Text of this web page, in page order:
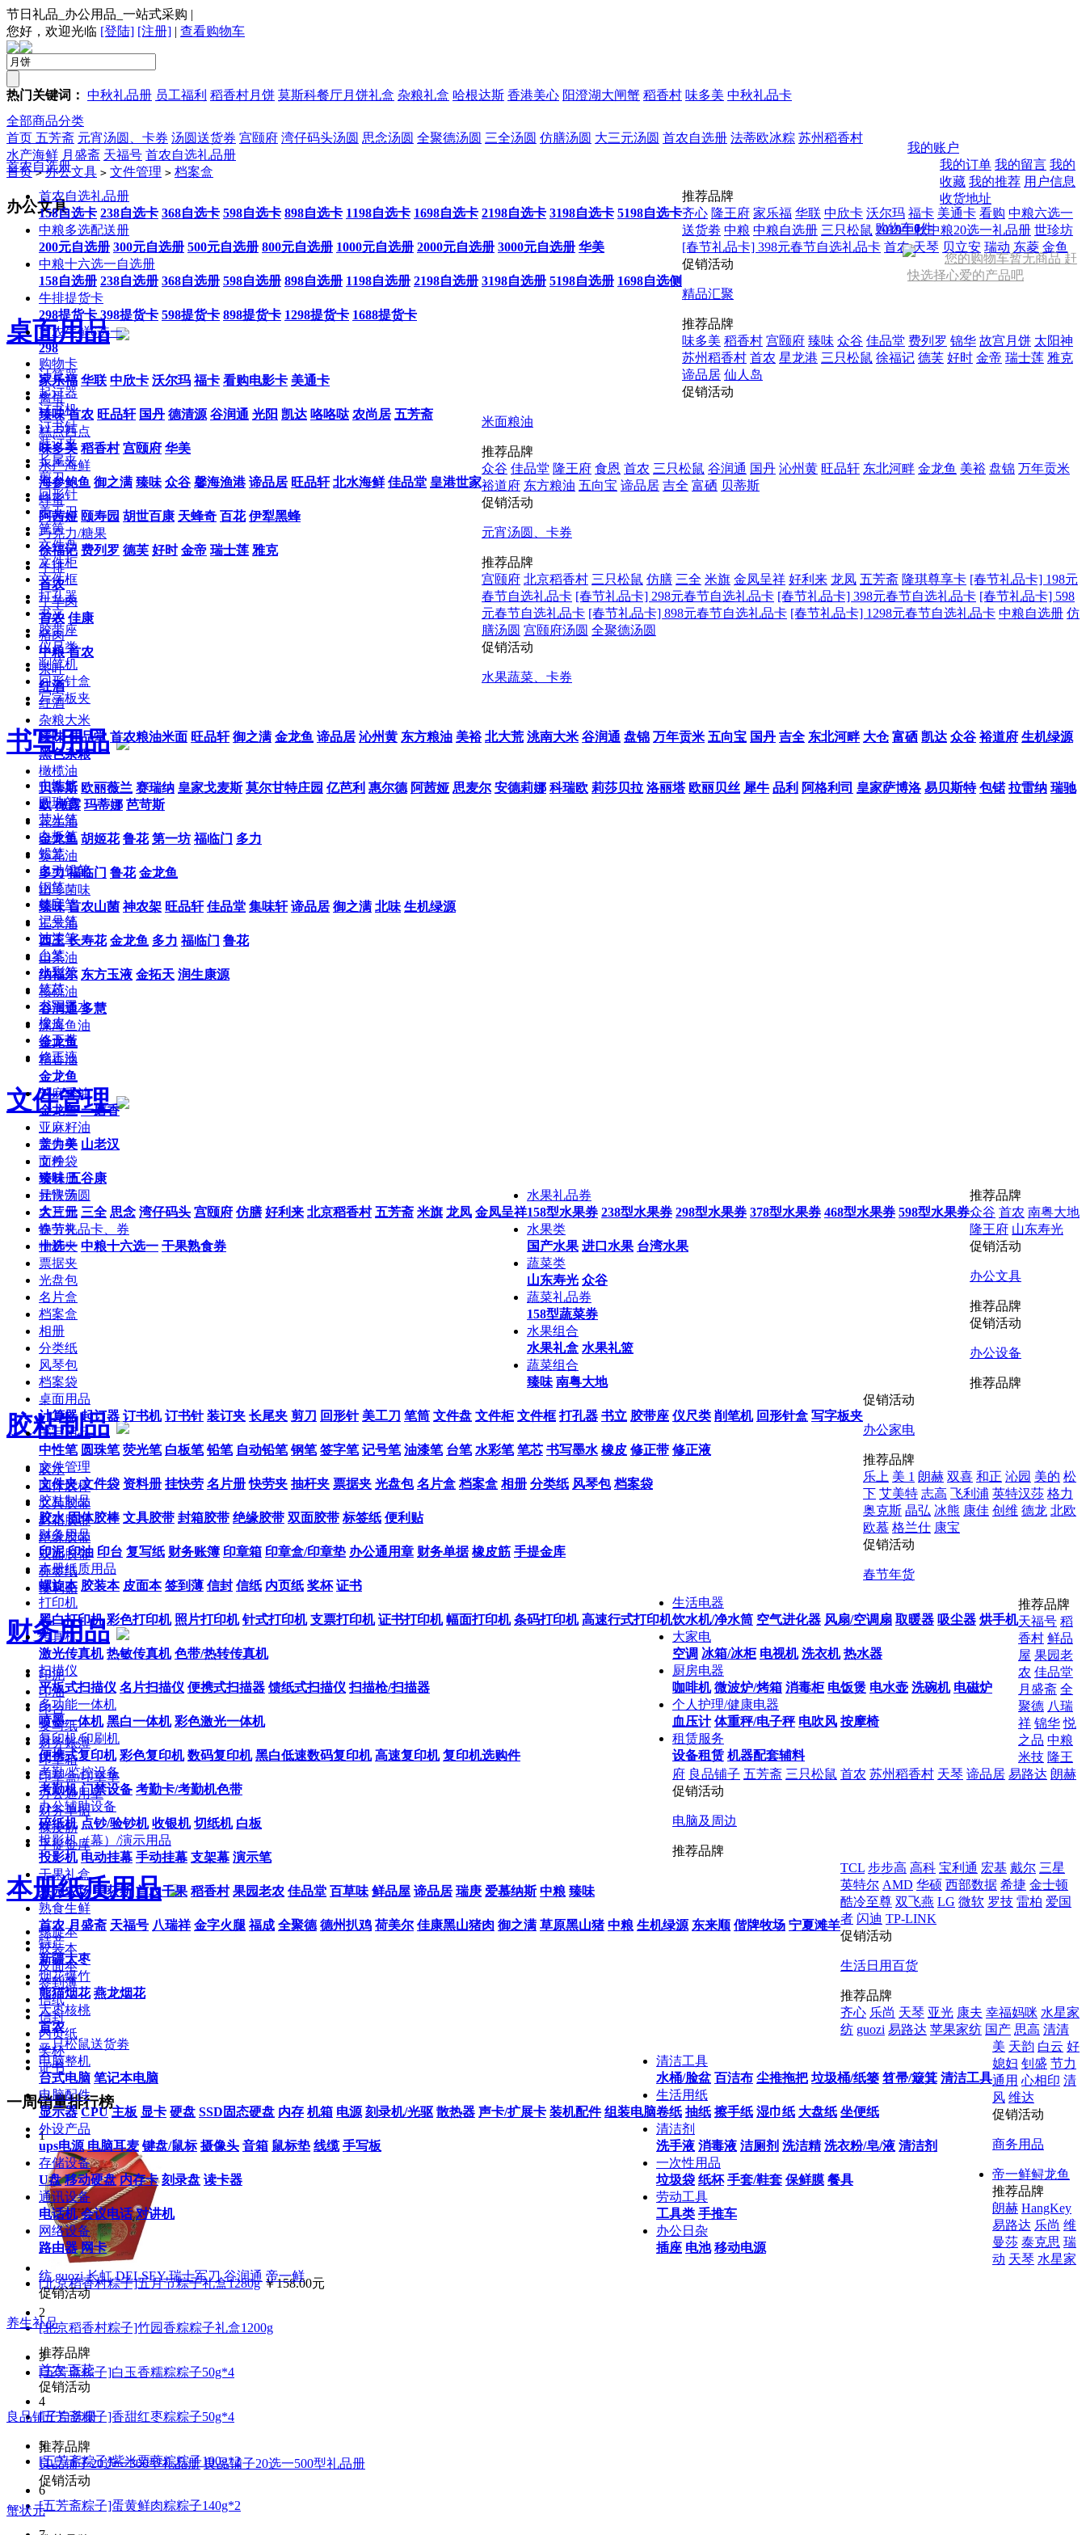
节日礼品_办公用品_一站式采购 |
您好，欢迎光临 [登陆] [注册] | 查看购物车
热门关键词： 中秋礼品册 员工福利 稻香村月饼 莫斯科餐厅月饼礼盒 杂粮礼盒 哈根达斯 香港美心 阳澄湖大闸蟹 稻香村 味多美 中秋礼品卡
我的账户
我的订单 我的留言 我的
收藏 我的推荐 用户信息
收货地址
购物车0件
您的购物车暂无商品 赶
快选择心爱的产品吧
全部商品分类
首农自选册
首农自选礼品册
158自选卡 238自选卡 368自选卡 598自选卡 898自选卡 1198自选卡 1698自选卡 2198自选卡 3198自选卡 5198自选卡
中粮多选配送册
200元自选册 300元自选册 500元自选册 800元自选册 1000元自选册 2000元自选册 3000元自选册 华美
中粮十六选一自选册
158自选册 238自选册 368自选册 598自选册 898自选册 1198自选册 2198自选册 3198自选册 5198自选册 1698自选侧
牛排提货卡
298提货卡 398提货卡 598提货卡 898提货卡 1298提货卡 1688提货卡
首农生鲜6选一
298
购物卡
家乐福 华联 中欣卡 沃尔玛 福卡 看购电影卡 美通卡
推荐品牌
齐心 隆王府 家乐福 华联 中欣卡 沃尔玛 福卡 美通卡 看购 中粮六选一
送货劵 中粮 中粮自选册 三只松鼠 2019中秋中粮20选一礼品册 世珍坊
[春节礼品卡] 398元春节自选礼品卡 首农 天琴 贝立安 瑞动 东菱 金鱼
促销活动
精品汇聚
禽蛋
臻味 首农 旺品轩 国丹 德清源 谷润通 光阳 凯达 咯咯哒 农尚居 五芳斋
糕点西点
味多美 稻香村 宫颐府 华美
水产海鲜
海参鲍鱼 御之满 臻味 众谷 馨海渔港 谛品居 旺品轩 北水海鲜 佳品堂 皇港世家
蜂蜜
阿茜娅 颐寿园 胡世百康 天蜂奇 百花 伊犁黑蜂
巧克力/糖果
徐福记 费列罗 德芙 好时 金帝 瑞士莲 雅克
牛排
首农
牛羊肉
首农 佳康
猪肉
中粮 首农
茶叶
红酒
红酒
推荐品牌
味多美 稻香村 宫颐府 臻味 众谷 佳品堂 费列罗 锦华 故宫月饼 太阳神
苏州稻香村 首农 星龙港 三只松鼠 徐福记 德芙 好时 金帝 瑞士莲 雅克
谛品居 仙人岛
促销活动
米面粮油
杂粮大米
臻味 佳品堂 首农粮油米面 旺品轩 御之满 金龙鱼 谛品居 沁州黄 东方粮油 美裕 北大荒 洮南大米 谷润通 盘锦 万年贡米 五向宝 国丹 吉全 东北河畔 大仓 富硒 凯达 众谷 裕道府 生机绿源
黑色杂粮
橄榄油
贝蒂斯 欧丽薇兰 赛瑞纳 皇家戈麦斯 莫尔甘特庄园 亿芭利 惠尔德 阿茜娅 思麦尔 安德莉娜 科瑞欧 莉莎贝拉 洛丽塔 欧丽贝丝 犀牛 品利 阿格利司 皇家萨博洛 易贝斯特 包锘 拉雷纳 瑞驰
欧 橄露 玛蒂娜 芭苛斯
花生油
金龙鱼 胡姬花 鲁花 第一坊 福临门 多力
葵花油
多力 福临门 鲁花 金龙鱼
山珍菌味
臻味 首农山菌 神农架 旺品轩 佳品堂 集味轩 谛品居 御之满 北味 生机绿源
玉米油
西王 长寿花 金龙鱼 多力 福临门 鲁花
山茶油
纳福尔 东方玉液 金拓天 润生康源
核桃油
谷润通 多慧
深海鱼油
金龙鱼
稻香油
金龙鱼
芝麻香油
金龙鱼 一磨香
亚麻籽油
盖力美 山老汉
面粉
臻味 五谷康
推荐品牌
众谷 佳品堂 隆王府 食恩 首农 三只松鼠 谷润通 国丹 沁州黄 旺品轩 东北河畔 金龙鱼 美裕 盘锦 万年贡米
裕道府 东方粮油 五向宝 谛品居 吉全 富硒 贝蒂斯
促销活动
元宵汤圆、卡券
元宵汤圆
大三元 三全 思念 湾仔码头 宫颐府 仿膳 好利来 北京稻香村 五芳斋 米旗 龙凤 金凤呈祥
春节礼品卡、券
十选一 中粮十六选一 干果熟食券
推荐品牌
宫颐府 北京稻香村 三只松鼠 仿膳 三全 米旗 金凤呈祥 好利来 龙凤 五芳斋 隆琪尊享卡 [春节礼品卡] 198元
春节自选礼品卡 [春节礼品卡] 298元春节自选礼品卡 [春节礼品卡] 398元春节自选礼品卡 [春节礼品卡] 598
元春节自选礼品卡 [春节礼品卡] 898元春节自选礼品卡 [春节礼品卡] 1298元春节自选礼品卡 中粮自选册 仿
膳汤圆 宫颐府汤圆 全聚德汤圆
促销活动
水果蔬菜、卡券
水果礼品券
158型水果券 238型水果券 298型水果券 378型水果券 468型水果券 598型水果券
水果类
国产水果 进口水果 台湾水果
蔬菜类
山东寿光 众谷
蔬菜礼品券
158型蔬菜券
水果组合
水果礼盒 水果礼篮
蔬菜组合
臻味 南粤大地
推荐品牌
众谷 首农 南粤大地
隆王府 山东寿光
促销活动
办公文具
桌面用品
计算器 起订器 订书机 订书针 装订夹 长尾夹 剪刀 回形针 美工刀 笔筒 文件盘 文件柜 文件框 打孔器 书立 胶带座 仪尺类 削笔机 回形针盒 写字板夹
书写用品
中性笔 圆珠笔 荧光笔 白板笔 铅笔 自动铅笔 钢笔 签字笔 记号笔 油漆笔 台笔 水彩笔 笔芯 书写墨水 橡皮 修正带 修正液
文件管理
文件夹 文件袋 资料册 挂快劳 名片册 快劳夹 抽杆夹 票据夹 光盘包 名片盒 档案盒 相册 分类纸 风琴包 档案袋
胶粘制品
胶水 固体胶棒 文具胶带 封箱胶带 绝缘胶带 双面胶带 标签纸 便利贴
财务用品
印泥 印油 印台 复写纸 财务账簿 印章箱 印章盒/印章垫 办公通用章 财务单据 橡皮筋 手提金库
本册纸质用品
螺旋本 胶装本 皮面本 签到薄 信封 信纸 内页纸 奖杯 证书
推荐品牌
促销活动
办公设备
打印机
黑白打印机 彩色打印机 照片打印机 针式打印机 支票打印机 证书打印机 幅面打印机 条码打印机 高速行式打印机
传真机
激光传真机 热敏传真机 色带/热转传真机
扫描仪
平板式扫描仪 名片扫描仪 便携式扫描器 馈纸式扫描仪 扫描枪/扫描器
多功能一体机
喷墨一体机 黑白一体机 彩色激光一体机
复印机/印刷机
便携式复印机 彩色复印机 数码复印机 黑白低速数码复印机 高速复印机 复印机选购件
考勤/监控设备
考勤机 门禁设备 考勤卡/考勤机色带
办公辅助设备
碎纸机 点钞/验钞机 收银机 切纸机 白板
投影机（幕）/演示用品
投影机 电动挂幕 手动挂幕 支架幕 演示笔
推荐品牌
促销活动
办公家电
生活电器
饮水机/净水筒 空气进化器 风扇/空调扇 取暖器 吸尘器 烘手机
大家电
空调 冰箱/冰柜 电视机 洗衣机 热水器
厨房电器
咖啡机 微波炉/烤箱 消毒柜 电饭煲 电水壶 洗碗机 电磁炉
个人护理/健康电器
血压计 体重秤/电子秤 电吹风 按摩椅
租赁服务
设备租赁 机器配套辅料
推荐品牌
乐上 美 1 朗赫 双喜 和正 沁园 美的 松
下 艾美特 志高 飞利浦 英特汉莎 格力
奥克斯 晶弘 冰熊 康佳 创维 德龙 北欧
欧慕 格兰仕 康宝
促销活动
春节年货
干果礼盒
果园农场 美荻斯 首农干果 稻香村 果园老农 佳品堂 百草味 鲜品屋 谛品居 瑞庚 爱慕纳斯 中粮 臻味
熟食生鲜
首农 月盛斋 天福号 八瑞祥 金字火腿 福成 全聚德 德州扒鸡 荷美尔 佳康黑山猪肉 御之满 草原黑山猪 中粮 生机绿源 东来顺 偕牌牧场 宁夏滩羊
特产
新疆大枣
烟花爆竹
熊猫烟花 燕龙烟花
大枣核桃
首农
三只松鼠送货劵
推荐品牌
天福号 稻
香村 鲜品
屋 果园老
农 佳品堂
月盛斋 全
聚德 八瑞
祥 锦华 悦
之品 中粮
米技 隆王
府 良品铺子 五芳斋 三只松鼠 首农 苏州稻香村 天琴 谛品居 易路达 朗赫
促销活动
电脑及周边
电脑整机
台式电脑 笔记本电脑
电脑配件
显示器 CPU 主板 显卡 硬盘 SSD固态硬盘 内存 机箱 电源 刻录机/光驱 散热器 声卡/扩展卡 装机配件 组装电脑
外设产品
ups电源 电脑耳麦 键盘/鼠标 摄像头 音箱 鼠标垫 线缆 手写板
存储设备
U盘 移动硬盘 内存卡 刻录盘 读卡器
通讯设备
电话机 会议电话 对讲机
网络设备
路由器 网卡
推荐品牌
TCL 步步高 高科 宝利通 宏基 戴尔 三星
英特尔 AMD 华硕 西部数据 希捷 金士顿
酷冷至尊 双飞燕 LG 微软 罗技 雷柏 爱国
者 闪迪 TP-LINK
促销活动
生活日用百货
清洁工具
水桶/脸盆 百洁布 尘推拖把 垃圾桶/纸篓 笤帚/簸箕 清洁工具
生活用纸
卷纸 抽纸 擦手纸 湿巾纸 大盘纸 坐便纸
清洁剂
洗手液 消毒液 洁厕剂 洗洁精 洗衣粉/皂/液 清洁剂
一次性用品
垃圾袋 纸杯 手套/鞋套 保鲜膜 餐具
劳动工具
工具类 手推车
办公日杂
插座 电池 移动电源
推荐品牌
齐心 乐尚 天琴 亚光 康夫 幸福妈咪 水星家
纺 guozi 易路达 苹果家纺 国产 思高 清清
美 天韵 白云 好
媳妇 钊盛 节力
通用 心相印 清
风 维达
促销活动
商务用品
帝一鲜鲟龙鱼
推荐品牌
朗赫 HangKey
易路达 乐尚 维
曼莎 泰克思 瑞
动 天琴 水星家
纺 guozi 长虹 DELSEY 瑞士军刀 谷润通 帝一鲜
促销活动
养生补品
推荐品牌
首农 百花
促销活动
良品铺子自选册
推荐品牌
良品铺子20选一300型礼品册 良品铺子20选一500型礼品册
促销活动
蟹状元
首页 五芳斋 元宵汤圆、卡券 汤圆送货券 宫颐府 湾仔码头汤圆 思念汤圆 全聚德汤圆 三全汤圆 仿膳汤圆 大三元汤圆 首农自选册 法蒂欧冰粽 苏州稻香村
水产海鲜 月盛斋 天福号 首农自选礼品册
首页 > 办公文具 > 文件管理 > 档案盒
办公文具
桌面用品
计算器
起订器
订书机
订书针
装订夹
长尾夹
剪刀
回形针
美工刀
笔筒
文件盘
文件柜
文件框
打孔器
书立
胶带座
仪尺类
削笔机
回形针盒
写字板夹
书写用品
中性笔
圆珠笔
荧光笔
白板笔
铅笔
自动铅笔
钢笔
签字笔
记号笔
油漆笔
台笔
水彩笔
笔芯
书写墨水
橡皮
修正带
修正液
文件管理
文件夹
文件袋
资料册
挂快劳
名片册
快劳夹
抽杆夹
票据夹
光盘包
名片盒
档案盒
相册
分类纸
风琴包
档案袋
胶粘制品
胶水
固体胶棒
文具胶带
封箱胶带
绝缘胶带
双面胶带
标签纸
便利贴
财务用品
印泥
印油
印台
复写纸
财务账簿
印章箱
印章盒/印章垫
办公通用章
财务单据
橡皮筋
手提金库
本册纸质用品
螺旋本
胶装本
皮面本
签到薄
信纸
信封
内页纸
奖杯
证书
一周销量排行榜
1
[北京稻香村粽子]五月节粽子礼盒1280g ￥158.00元
2
[北京稻香村粽子]竹园香粽粽子礼盒1200g
3
[五芳斋粽子]白玉香糯粽粽子50g*4
4
[五芳斋粽子]香甜红枣粽粽子50g*4
5
[五芳斋粽子]紫米栗蓉粽粽子100g*2
6
[五芳斋粽子]蛋黄鲜肉粽粽子140g*2